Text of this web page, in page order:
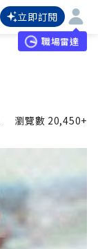
立即訂閱
職場雷達
瀏覽數 20,450+